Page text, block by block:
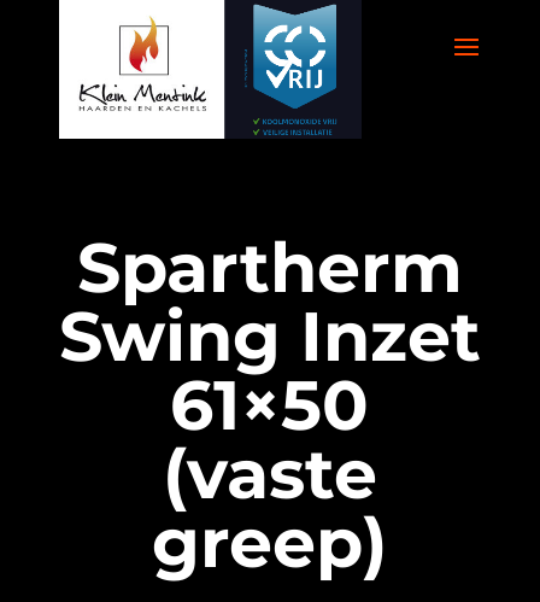
Spartherm
Swing Inzet
61×50
(vaste
greep)